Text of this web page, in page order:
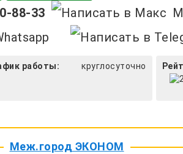
88-33
работы: круглосуточно
Меж.город ЭКОНОМ